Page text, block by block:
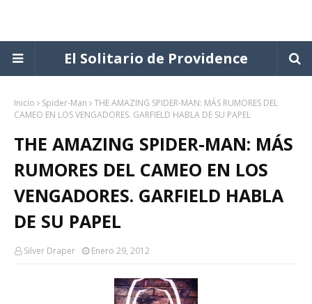
El Solitario de Providence
Inicio Spider-Man
THE AMAZING SPIDER-MAN: MÁS RUMORES DEL
CAMEO EN LOS VENGADORES. GARFIELD HABLA DE SU PAPEL
THE AMAZING SPIDER-MAN: MÁS
RUMORES DEL CAMEO EN LOS
VENGADORES. GARFIELD HABLA
DE SU PAPEL
Silver Draper Enero 29, 2012